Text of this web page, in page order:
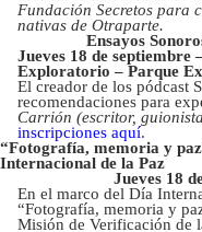
Fundación Secretos para
nativas de Otraparte.
Ensayos
Jueves 18 de septiembre
Exploratorio – Parque
El creador de los pódcast
recomendaciones para
Carrión (escritor,
inscripciones aquí.
“Fotografía, memoria y
Internacional de la Paz
Jueves 18
En el marco del Día
“Fotografía, memoria y
Misión de Verificación de